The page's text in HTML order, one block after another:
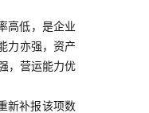
高低，是企业
力亦强，资产
，营运能力优
新补报该项数